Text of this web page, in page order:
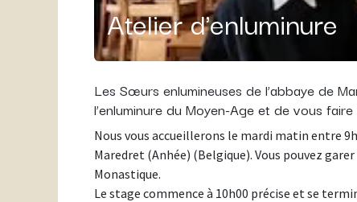
Atelier d'enluminure
Les Sœurs enlumineuses de l’abbaye de
l’enluminure du Moyen-Age et de vous
Nous vous accueillerons le mardi matin entre
Maredret (Anhée) (Belgique). Vous pouvez
Monastique.
Le stage commence à 10h00 précise et se